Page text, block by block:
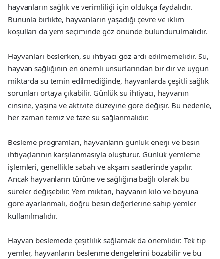
hayvanların sağlık ve verimliliği için oldukça faydalıdır.
Bununla birlikte, hayvanların yaşadığı çevre ve iklim
koşulları da yem seçiminde göz önünde bulundurulmalıdır.
Hayvanları beslerken, su ihtiyacı göz ardı edilmemelidir. Su,
hayvan sağlığının en önemli unsurlarından biridir ve uygun
miktarda su temin edilmediğinde, hayvanlarda çeşitli sağlık
sorunları ortaya çıkabilir. Günlük su ihtiyacı, hayvanın
cinsine, yaşına ve aktivite düzeyine göre değişir. Bu nedenle,
her zaman temiz ve taze su sağlanmalıdır.
Besleme programları, hayvanların günlük enerji ve besin
ihtiyaçlarının karşılanmasıyla oluşturur. Günlük yemleme
işlemleri, genellikle sabah ve akşam saatlerinde yapılır.
Ancak hayvanların türüne ve sağlığına bağlı olarak bu
süreler değişebilir. Yem miktarı, hayvanın kilo ve boyuna
göre ayarlanmalı, doğru besin değerlerine sahip yemler
kullanılmalıdır.
Hayvan beslemede çeşitlilik sağlamak da önemlidir. Tek tip
yemler, hayvanların beslenme dengelerini bozabilir ve bu